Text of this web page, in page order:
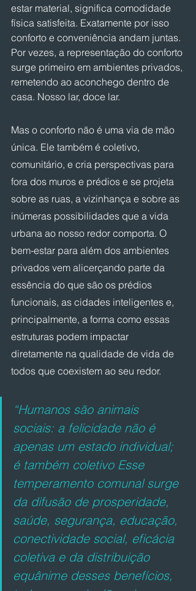
estar material, significa comodidade
física satisfeita. Exatamente por isso
conforto e conveniência andam juntas.
Por vezes, a representação do conforto
surge primeiro em ambientes privados,
remetendo ao aconchego dentro de
casa. Nosso lar, doce lar.
Mas o conforto não é uma via de mão
única. Ele também é coletivo,
comunitário, e cria perspectivas para
fora dos muros e prédios e se projeta
sobre as ruas, a vizinhança e sobre as
inúmeras possibilidades que a vida
urbana ao nosso redor comporta. O
bem-estar para além dos ambientes
privados vem alicerçando parte da
essência do que são os prédios
funcionais, as cidades inteligentes e,
principalmente, a forma como essas
estruturas podem impactar
diretamente na qualidade de vida de
todos que coexistem ao seu redor.
“Humanos são animais
sociais: a felicidade não é
apenas um estado individual;
é também coletivo Esse
temperamento comunal surge
da difusão de prosperidade,
saúde, segurança, educação,
conectividade social, eficácia
coletiva e da distribuição
equânime desses benefícios,